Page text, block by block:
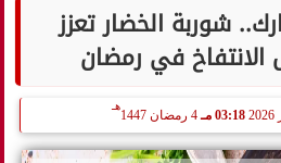
شوربة الخضار تعزز
الانتفاخ في رمضان
03:18 مـ 4 رمضان 1447
هـ